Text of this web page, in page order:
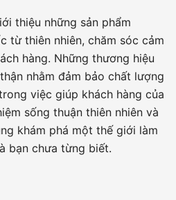
thiệu những sản phẩm
từ thiên nhiên, chăm sóc cảm
hàng. Những thương hiệu
nhằm đảm bảo chất lượng
việc giúp khách hàng của
sống thuận thiên nhiên và
khám phá một thế giới làm
bạn chưa từng biết.